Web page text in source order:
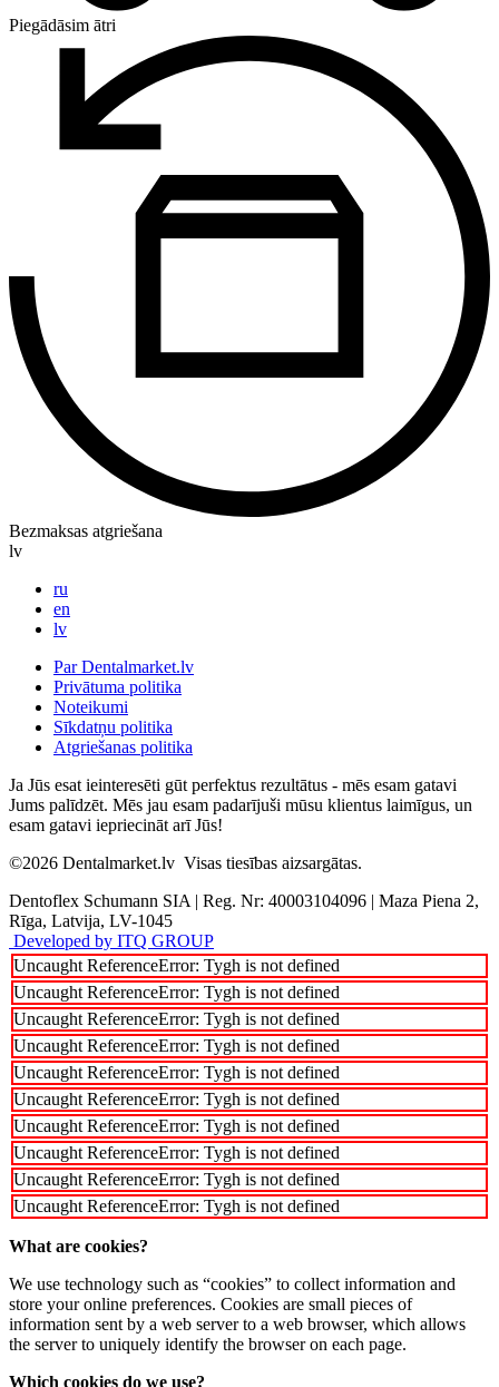
Piegādāsim ātri
Bezmaksas atgriešana
lv
ru
en
lv
Par Dentalmarket.lv
Privātuma politika
Noteikumi
Sīkdatņu politika
Atgriešanas politika
Ja Jūs esat ieinteresēti gūt perfektus rezultātus - mēs esam gatavi
Jums palīdzēt. Mēs jau esam padarījuši mūsu klientus laimīgus, un
esam gatavi iepriecināt arī Jūs!
©2026 Dentalmarket.lv Visas tiesības aizsargātas.
Dentoflex Schumann SIA | Reg. Nr: 40003104096 | Maza Piena 2,
Rīga, Latvija, LV-1045
Developed by ITQ GROUP
Uncaught ReferenceError: Tygh is not defined
Uncaught ReferenceError: Tygh is not defined
Uncaught ReferenceError: Tygh is not defined
Uncaught ReferenceError: Tygh is not defined
Uncaught ReferenceError: Tygh is not defined
Uncaught ReferenceError: Tygh is not defined
Uncaught ReferenceError: Tygh is not defined
Uncaught ReferenceError: Tygh is not defined
Uncaught ReferenceError: Tygh is not defined
Uncaught ReferenceError: Tygh is not defined
What are cookies?
We use technology such as “cookies” to collect information and
store your online preferences. Cookies are small pieces of
information sent by a web server to a web browser, which allows
the server to uniquely identify the browser on each page.
Which cookies do we use?